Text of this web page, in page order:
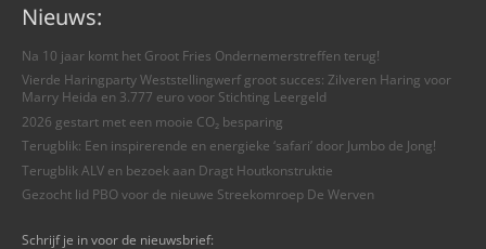
Nieuws:
Na 10 jaar komt het Groot Fries Ondernemerstreffen terug!
Vierde Haringparty Weststellingwerf groot succes: Zilveren Haring voor
Marry Heida en 3.777 euro voor Stichting Leergeld
2026 gestart met een mooie CO₂ besparing
Terugblik: Een inspirerende en energieke ‘safari’ door Jumbo de Jong!
Terugblik ALV en bezoek aan Dragt Houtkonstruktie
Gezocht lid PBO voor de nieuwe Streekomroep De Werven
Schrijf je in voor de nieuwsbrief: